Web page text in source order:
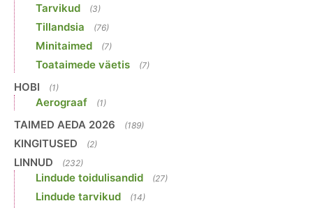
Tarvikud (3)
Tillandsia (76)
Minitaimed (7)
Toataimede väetis (7)
HOBI (1)
Aerograaf (1)
TAIMED AEDA 2026 (189)
KINGITUSED (2)
LINNUD (232)
Lindude toidulisandid (27)
Lindude tarvikud (14)